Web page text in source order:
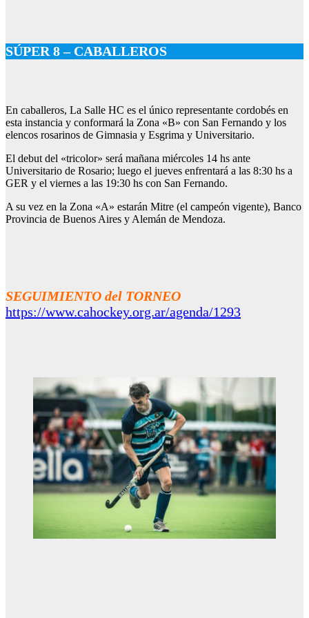
SÚPER 8 – CABALLEROS
En caballeros, La Salle HC es el único representante cordobés en
esta instancia y conformará la Zona «B» con San Fernando y los
elencos rosarinos de Gimnasia y Esgrima y Universitario.
El debut del «tricolor» será mañana miércoles 14 hs ante
Universitario de Rosario; luego el jueves enfrentará a las 8:30 hs a
GER y el viernes a las 19:30 hs con San Fernando.
A su vez en la Zona «A» estarán Mitre (el campeón vigente), Banco
Provincia de Buenos Aires y Alemán de Mendoza.
SEGUIMIENTO del TORNEO
https://www.cahockey.org.ar/agenda/1293